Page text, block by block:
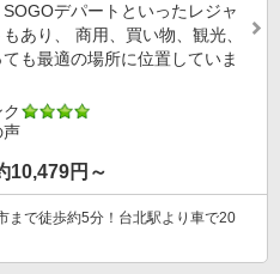
デパートといったレジャ
あり、 商用、買い物、観光、
も最適の場所に位置していま
声
10,479円～
まで徒歩約5分！台北駅より車で20